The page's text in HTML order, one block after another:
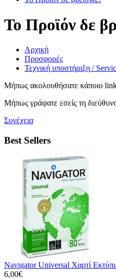
Το Προϊόν δε
Αρχική
Προσφορές
Τεχνική υποστήριξη /
Μήπως ακολουθήσατε κάποιο
Μήπως γράψατε εσείς τη
Συνέχεια
Best Sellers
Navigator Universal Χαρτί
6,00€